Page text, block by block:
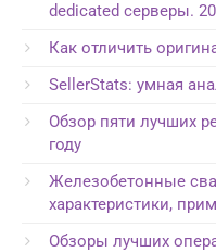
dedicated серверы.
Как отличить
SellerStats: умная
Обзор пяти лучших
году
Железобетонные
характеристики,
Обзоры лучших